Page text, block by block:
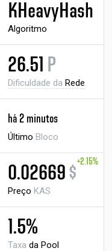
KHeavyHash
Algoritmo
26.51 P
Dificuldade da Rede
há 2 minutos
Último Bloco
0.02669 $
+2.15%
Preço KAS
1.5%
Taxa da Pool